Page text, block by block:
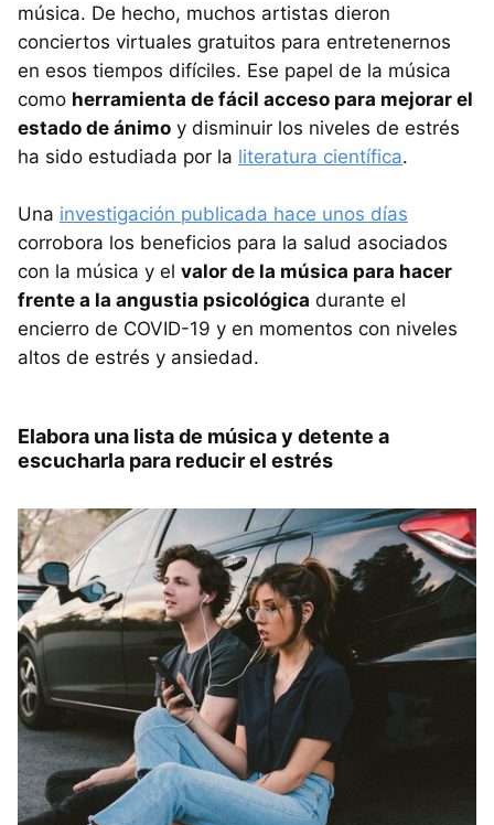
música. De hecho, muchos artistas dieron
conciertos virtuales gratuitos para entretenernos
en esos tiempos difíciles. Ese papel de la música
como herramienta de fácil acceso para mejorar el
estado de ánimo y disminuir los niveles de estrés
ha sido estudiada por la literatura científica.
Una investigación publicada hace unos días
corrobora los beneficios para la salud asociados
con la música y el valor de la música para hacer
frente a la angustia psicológica durante el
encierro de COVID-19 y en momentos con niveles
altos de estrés y ansiedad.
Elabora una lista de música y detente a
escucharla para reducir el estrés